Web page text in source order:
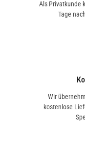
Als Privatkunde
Tage
Wir
kostenlose